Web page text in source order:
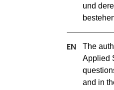
und
The
Applied
and in